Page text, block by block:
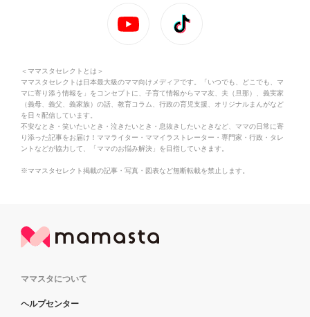
＜ママスタセレクトとは＞
ママスタセレクトは日本最大級のママ向けメディアです。「いつでも、どこでも、マ
マに寄り添う情報を」をコンセプトに、子育て情報からママ友、夫（旦那）、義実家
（義母、義父、義家族）の話、教育コラム、行政の育児支援、オリジナルまんがなど
を日々配信しています。
不安なとき・笑いたいとき・泣きたいとき・息抜きしたいときなど、ママの日常に寄
り添った記事をお届け！ママライター・ママイラストレーター・専門家・行政・タレ
ントなどが協力して、「ママのお悩み解決」を目指していきます。
※ママスタセレクト掲載の記事・写真・図表など無断転載を禁止します。
ママスタについて
ヘルプセンター